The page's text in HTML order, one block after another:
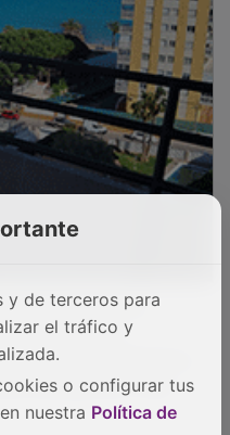
de Trillo, pero el
sustituyendo
la competencia y
el alcalde de Trillo,
y de terceros para
el tráfico y
o configurar tus
nuestra Política de